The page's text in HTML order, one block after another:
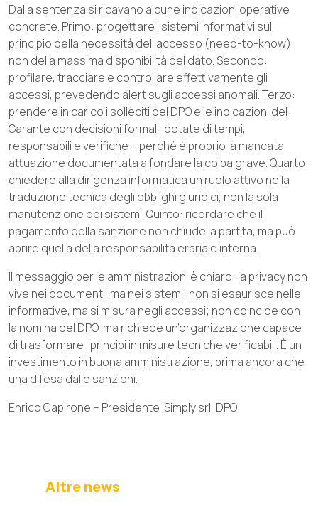
Dalla sentenza si ricavano alcune indicazioni operative
concrete. Primo: progettare i sistemi informativi sul
principio della necessità dell’accesso (need-to-know),
non della massima disponibilità del dato. Secondo:
profilare, tracciare e controllare effettivamente gli
accessi, prevedendo alert sugli accessi anomali. Terzo:
prendere in carico i solleciti del DPO e le indicazioni del
Garante con decisioni formali, dotate di tempi,
responsabili e verifiche – perché è proprio la mancata
attuazione documentata a fondare la colpa grave. Quarto:
chiedere alla dirigenza informatica un ruolo attivo nella
traduzione tecnica degli obblighi giuridici, non la sola
manutenzione dei sistemi. Quinto: ricordare che il
pagamento della sanzione non chiude la partita, ma può
aprire quella della responsabilità erariale interna.
Il messaggio per le amministrazioni è chiaro: la privacy non
vive nei documenti, ma nei sistemi; non si esaurisce nelle
informative, ma si misura negli accessi; non coincide con
la nomina del DPO, ma richiede un’organizzazione capace
di trasformare i principi in misure tecniche verificabili. È un
investimento in buona amministrazione, prima ancora che
una difesa dalle sanzioni.
Enrico Capirone – Presidente iSimply srl, DPO
Altre news